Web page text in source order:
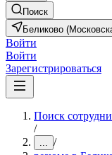
Поиск
Беликово
Войти
Войти
Зарегистрироваться
Поиск
/
... /